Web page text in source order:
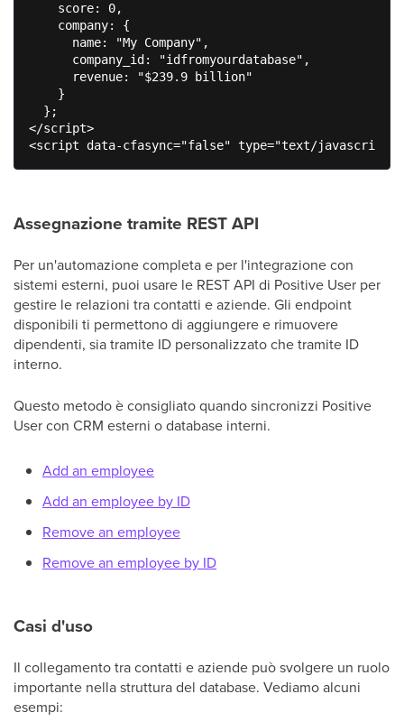
    score: 0,
    company: {
      name: "My Company",
      company_id: "idfromyourdatabase",
      revenue: "$239.9 billion"
    }
  };
</script>
<script data-cfasync="false" type="text/
Assegnazione tramite REST API
Per un'automazione completa e per l'integrazione con
sistemi esterni, puoi usare le REST API di Positive User per
gestire le relazioni tra contatti e aziende. Gli endpoint
disponibili ti permettono di aggiungere e rimuovere
dipendenti, sia tramite ID personalizzato che tramite ID
interno.
Questo metodo è consigliato quando sincronizzi Positive
User con CRM esterni o database interni.
Add an employee
Add an employee by ID
Remove an employee
Remove an employee by ID
Casi d'uso
Il collegamento tra contatti e aziende può svolgere un ruolo
importante nella struttura del database. Vediamo alcuni
esempi: